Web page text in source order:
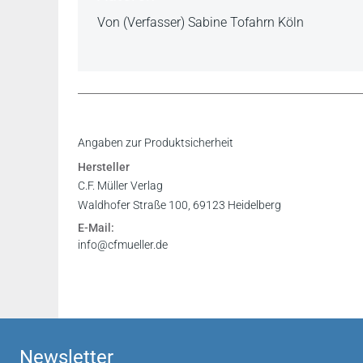
Von (Verfasser) Sabine Tofahrn Köln
Amer Issa in: Law Zone, Fachschaft Jura
Inhaltsverzeichnis
Vorwort
Register
Angaben zur Produktsicherheit
Hersteller
C.F. Müller Verlag
Waldhofer Straße 100, 69123 Heidelberg
E-Mail:
info@cfmueller.de
Newsletter